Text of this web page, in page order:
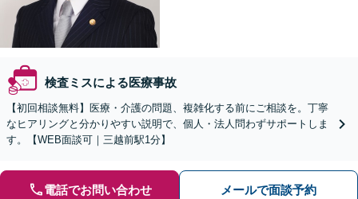
検査ミスによる医療事故
【初回相談無料】医療・介護の問題、複雑化する前にご相談を。丁寧
なヒアリングと分かりやすい説明で、個人・法人問わずサポートしま
す。【WEB面談可｜三越前駅1分】
電話でお問い合わせ メールで面談予約